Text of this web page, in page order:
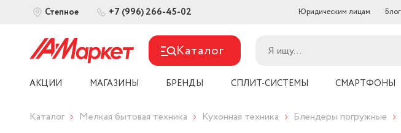
Степное +7 (996) 266-45-02 Юридическим лицам Блог
Каталог
АКЦИИ МАГАЗИНЫ БРЕНДЫ СПЛИТ-СИСТЕМЫ СМАРТФОНЫ
Каталог Мелкая бытовая техника Кухонная техника Блендеры погружные